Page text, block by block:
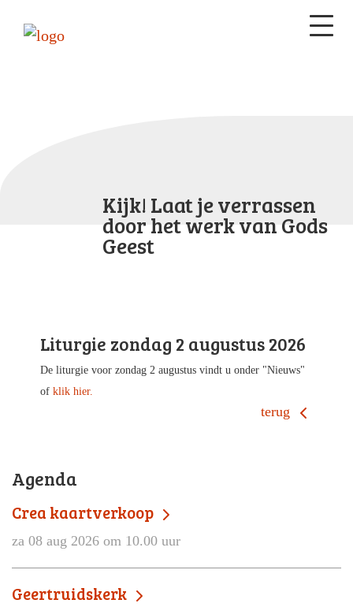
Kijk! Laat je verrassen
door het werk van Gods
Geest
Liturgie zondag 2 augustus 2026
De liturgie voor zondag 2 augustus vindt u onder "Nieuws"
of klik hier.
terug
Agenda
Crea kaartverkoop
za 08 aug 2026 om 10.00 uur
Geertruidskerk